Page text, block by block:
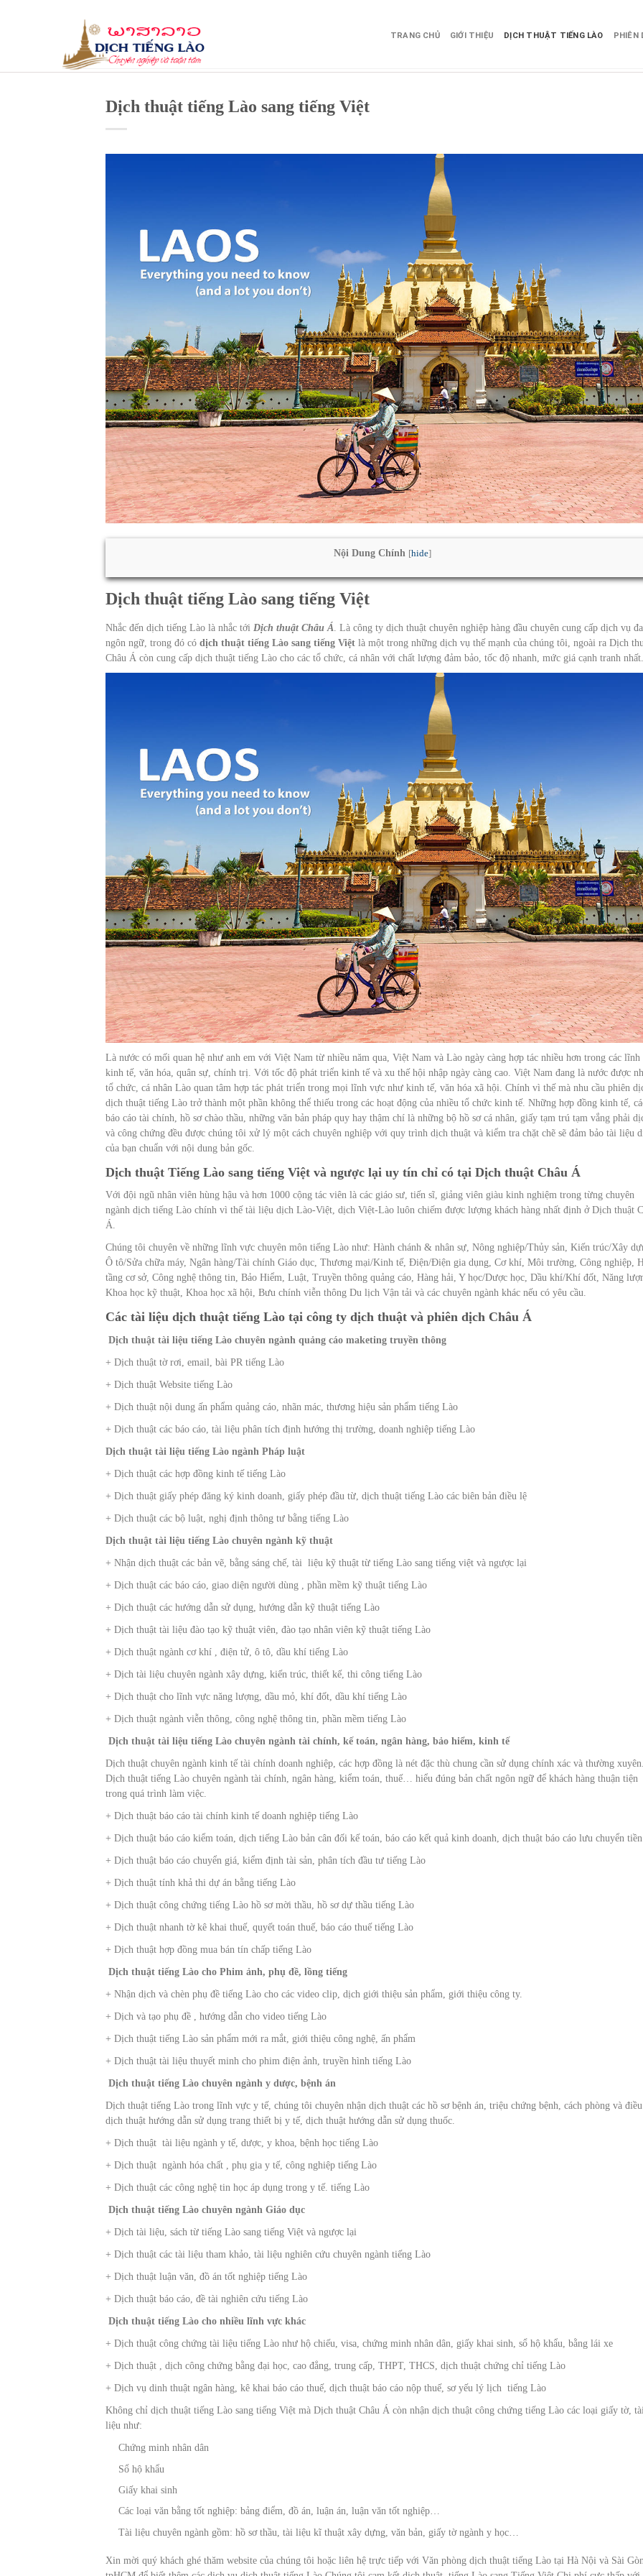
TRANG CHỦ GIỚI THIỆU DỊCH THUẬT TIẾNG LÀO PHIÊN
Dịch thuật tiếng Lào sang tiếng Việt
Nội Dung Chính [hide]
Dịch thuật tiếng Lào sang tiếng Việt
Nhắc đến dịch tiếng Lào là nhắc tới Dịch thuật Châu Á. Là công ty dịch thuật chuyên nghiệp hàng đầu chuyên cung cấp dịch vụ đa
ngôn ngữ, trong đó có dịch thuật tiếng Lào sang tiếng Việt là một trong những dịch vụ thế mạnh của chúng tôi, ngoài ra Dịch
Châu Á còn cung cấp dịch thuật tiếng Lào cho các tổ chức, cá nhân với chất lượng đảm bảo, tốc độ nhanh, mức giá cạnh tranh nhất.
Là nước có mối quan hệ như anh em với Việt Nam từ nhiều năm qua, Việt Nam và Lào ngày càng hợp tác nhiều hơn trong các lĩnh
kinh tế, văn hóa, quân sự, chính trị. Với tốc độ phát triển kinh tế và xu thế hội nhập ngày càng cao. Việt Nam đang là nước được
tổ chức, cá nhân Lào quan tâm hợp tác phát triển trong mọi lĩnh vực như kinh tế, văn hóa xã hội. Chính vì thế mà nhu cầu phiên
dịch thuật tiếng Lào trở thành một phần không thể thiếu trong các hoạt động của nhiều tổ chức kinh tế. Những hợp đồng kinh tế,
báo cáo tài chính, hồ sơ chào thầu, những văn bản pháp quy hay thậm chí là những bộ hồ sơ cá nhân, giấy tạm trú tạm vắng phải
và công chứng đều được chúng tôi xử lý một cách chuyên nghiệp với quy trình dịch thuật và kiểm tra chặt chẽ sẽ đảm bảo tài liệu
của bạn chuẩn với nội dung bản gốc.
Dịch thuật Tiếng Lào sang tiếng Việt và ngược lại uy tín chỉ có tại Dịch thuật Châu Á
Với đội ngũ nhân viên hùng hậu và hơn 1000 cộng tác viên là các giáo sư, tiến sĩ, giảng viên giàu kinh nghiệm trong từng chuyên
ngành dịch tiếng Lào chính vì thế tài liệu dịch Lào-Việt, dịch Việt-Lào luôn chiếm được lượng khách hàng nhất định ở Dịch thuật
Á.
Chúng tôi chuyên về những lĩnh vực chuyên môn tiếng Lào như: Hành chánh & nhân sự, Nông nghiệp/Thủy sản, Kiến trúc/Xây
Ô tô/Sửa chữa máy, Ngân hàng/Tài chính Giáo dục, Thương mại/Kinh tế, Điện/Điện gia dụng, Cơ khí, Môi trường, Công nghiệp,
tầng cơ sở, Công nghệ thông tin, Bảo Hiểm, Luật, Truyền thông quảng cáo, Hàng hải, Y học/Dược học, Dầu khí/Khí đốt, Năng
Khoa học kỹ thuật, Khoa học xã hội, Bưu chính viễn thông Du lịch Vận tải và các chuyên ngành khác nếu có yêu cầu.
Các tài liệu dịch thuật tiếng Lào tại công ty dịch thuật và phiên dịch Châu Á
Dịch thuật tài liệu tiếng Lào chuyên ngành quảng cáo maketing truyền thông
+ Dịch thuật tờ rơi, email, bài PR tiếng Lào
+ Dịch thuật Website tiếng Lào
+ Dịch thuật nội dung ấn phẩm quảng cáo, nhãn mác, thương hiệu sản phẩm tiếng Lào
+ Dịch thuật các báo cáo, tài liệu phân tích định hướng thị trường, doanh nghiệp tiếng Lào
Dịch thuật tài liệu tiếng Lào ngành Pháp luật
+ Dịch thuật các hợp đồng kinh tế tiếng Lào
+ Dịch thuật giấy phép đăng ký kinh doanh, giấy phép đầu từ, dịch thuật tiếng Lào các biên bản điều lệ
+ Dịch thuật các bộ luật, nghị định thông tư bằng tiếng Lào
Dịch thuật tài liệu tiếng Lào chuyên ngành kỹ thuật
+ Nhận dịch thuật các bản vẽ, bằng sáng chế, tài liệu kỹ thuật từ tiếng Lào sang tiếng việt và ngược lại
+ Dịch thuật các báo cáo, giao diện người dùng , phần mềm kỹ thuật tiếng Lào
+ Dịch thuật các hướng dẫn sử dụng, hướng dẫn kỹ thuật tiếng Lào
+ Dịch thuật tài liệu đào tạo kỹ thuật viên, đào tạo nhân viên kỹ thuật tiếng Lào
+ Dịch thuật ngành cơ khí , điện tử, ô tô, dầu khí tiếng Lào
+ Dịch tài liệu chuyên ngành xây dựng, kiến trúc, thiết kế, thi công tiếng Lào
+ Dịch thuật cho lĩnh vực năng lượng, dầu mỏ, khí đốt, dầu khí tiếng Lào
+ Dịch thuật ngành viễn thông, công nghệ thông tin, phần mềm tiếng Lào
Dịch thuật tài liệu tiếng Lào chuyên ngành tài chính, kế toán, ngân hàng, bảo hiểm, kinh tế
Dịch thuật chuyên ngành kinh tế tài chính doanh nghiệp, các hợp đồng là nét đặc thù chung cần sử dụng chính xác và thường
Dịch thuật tiếng Lào chuyên ngành tài chính, ngân hàng, kiểm toán, thuế… hiểu đúng bản chất ngôn ngữ để khách hàng thuận tiện
trong quá trình làm việc.
+ Dịch thuật báo cáo tài chính kinh tế doanh nghiệp tiếng Lào
+ Dịch thuật báo cáo kiểm toán, dịch tiếng Lào bản cân đối kế toán, báo cáo kết quả kinh doanh, dịch thuật báo cáo lưu chuyển
+ Dịch thuật báo cáo chuyển giá, kiểm định tài sản, phân tích đầu tư tiếng Lào
+ Dịch thuật tính khả thi dự án bằng tiếng Lào
+ Dịch thuật công chứng tiếng Lào hồ sơ mời thầu, hồ sơ dự thầu tiếng Lào
+ Dịch thuật nhanh tờ kê khai thuế, quyết toán thuế, báo cáo thuế tiếng Lào
+ Dịch thuật hợp đồng mua bán tín chấp tiếng Lào
Dịch thuật tiếng Lào cho Phim ảnh, phụ đề, lồng tiếng
+ Nhận dịch và chèn phụ đề tiếng Lào cho các video clip, dịch giới thiệu sản phẩm, giới thiệu công ty.
+ Dịch và tạo phụ đề , hướng dẫn cho video tiếng Lào
+ Dịch thuật tiếng Lào sản phẩm mới ra mắt, giới thiệu công nghệ, ấn phẩm
+ Dịch thuật tài liệu thuyết minh cho phim điện ảnh, truyền hình tiếng Lào
Dịch thuật tiếng Lào chuyên ngành y dược, bệnh án
Dịch thuật tiếng Lào trong lĩnh vực y tế, chúng tôi chuyên nhận dịch thuật các hồ sơ bệnh án, triệu chứng bệnh, cách phòng và
dịch thuật hướng dẫn sử dụng trang thiết bị y tế, dịch thuật hướng dẫn sử dụng thuốc.
+ Dịch thuật tài liệu ngành y tế, dược, y khoa, bệnh học tiếng Lào
+ Dịch thuật ngành hóa chất , phụ gia y tế, công nghiệp tiếng Lào
+ Dịch thuật các công nghệ tin học áp dụng trong y tế. tiếng Lào
Dịch thuật tiếng Lào chuyên ngành Giáo dục
+ Dịch tài liệu, sách từ tiếng Lào sang tiếng Việt và ngược lại
+ Dịch thuật các tài liệu tham khảo, tài liệu nghiên cứu chuyên ngành tiếng Lào
+ Dịch thuật luận văn, đồ án tốt nghiệp tiếng Lào
+ Dịch thuật báo cáo, đề tài nghiên cứu tiếng Lào
Dịch thuật tiếng Lào cho nhiều lĩnh vực khác
+ Dịch thuật công chứng tài liệu tiếng Lào như hộ chiếu, visa, chứng minh nhân dân, giấy khai sinh, sổ hộ khẩu, bằng lái xe
+ Dịch thuật , dịch công chứng bằng đại học, cao đẳng, trung cấp, THPT, THCS, dịch thuật chứng chỉ tiếng Lào
+ Dịch vụ dinh thuật ngân hàng, kê khai báo cáo thuế, dịch thuật báo cáo nộp thuế, sơ yếu lý lịch tiếng Lào
Không chỉ dịch thuật tiếng Lào sang tiếng Việt mà Dịch thuật Châu Á còn nhận dịch thuật công chứng tiếng Lào các loại giấy tờ,
liệu như:
Chứng minh nhân dân
Sổ hộ khẩu
Giấy khai sinh
Các loại văn bằng tốt nghiệp: bảng điểm, đồ án, luận án, luận văn tốt nghiệp…
Tài liệu chuyên ngành gồm: hồ sơ thầu, tài liệu kĩ thuật xây dựng, văn bản, giấy tờ ngành y học…
Xin mời quý khách ghé thăm website của chúng tôi hoặc liên hệ trực tiếp với Văn phòng dịch thuật tiếng Lào tại Hà Nội và Sài